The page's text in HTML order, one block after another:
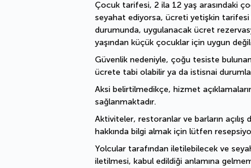
Çocuk tarifesi, 2 ila 12 yaş arasındaki
seyahat ediyorsa, ücreti yetişkin tarifesi
durumunda, uygulanacak ücret
yaşından küçük çocuklar için uygun
Güvenlik nedeniyle, çoğu tesiste bulunan
ücrete tabi olabilir ya da istisnai
Aksi belirtilmedikçe, hizmet
sağlanmaktadır.
Aktiviteler, restoranlar ve barların
hakkında bilgi almak için lütfen
Yolcular tarafından iletilebilecek ve
iletilmesi, kabul edildiği anlamına